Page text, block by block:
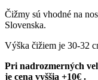
Čižmy sú vhodné na
Slovenska.
Výška čižiem je 30-32
Pri nadrozmerných
je cena vyššia +10€ .